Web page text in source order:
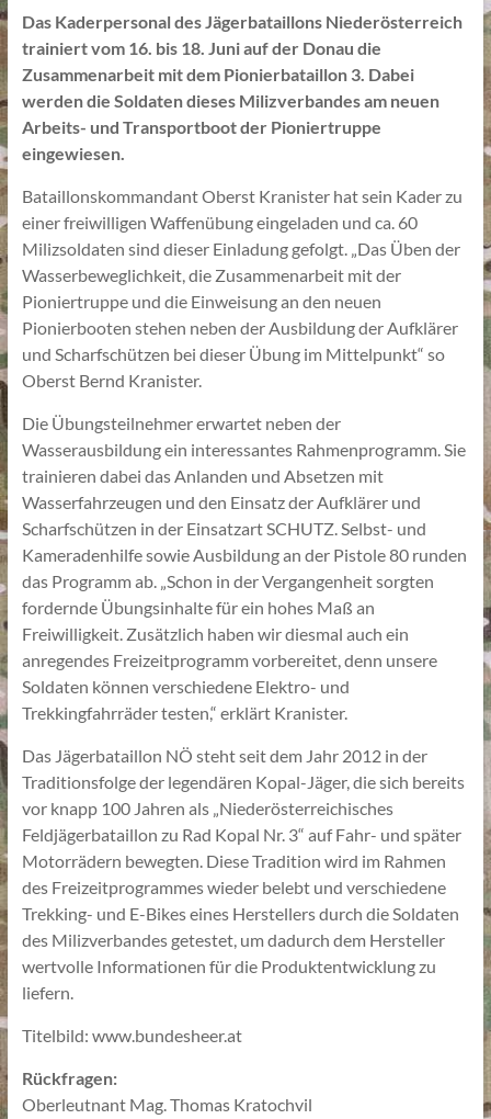
Das Kaderpersonal des Jägerbataillons Niederösterreich
trainiert vom 16. bis 18. Juni auf der Donau die
Zusammenarbeit mit dem Pionierbataillon 3. Dabei
werden die Soldaten dieses Milizverbandes am neuen
Arbeits- und Transportboot der Pioniertruppe
eingewiesen.
Bataillonskommandant Oberst Kranister hat sein Kader zu
einer freiwilligen Waffenübung eingeladen und ca. 60
Milizsoldaten sind dieser Einladung gefolgt. „Das Üben der
Wasserbeweglichkeit, die Zusammenarbeit mit der
Pioniertruppe und die Einweisung an den neuen
Pionierbooten stehen neben der Ausbildung der Aufklärer
und Scharfschützen bei dieser Übung im Mittelpunkt“ so
Oberst Bernd Kranister.
Die Übungsteilnehmer erwartet neben der
Wasserausbildung ein interessantes Rahmenprogramm. Sie
trainieren dabei das Anlanden und Absetzen mit
Wasserfahrzeugen und den Einsatz der Aufklärer und
Scharfschützen in der Einsatzart SCHUTZ. Selbst- und
Kameradenhilfe sowie Ausbildung an der Pistole 80 runden
das Programm ab. „Schon in der Vergangenheit sorgten
fordernde Übungsinhalte für ein hohes Maß an
Freiwilligkeit. Zusätzlich haben wir diesmal auch ein
anregendes Freizeitprogramm vorbereitet, denn unsere
Soldaten können verschiedene Elektro- und
Trekkingfahrräder testen,“ erklärt Kranister.
Das Jägerbataillon NÖ steht seit dem Jahr 2012 in der
Traditionsfolge der legendären Kopal-Jäger, die sich bereits
vor knapp 100 Jahren als „Niederösterreichisches
Feldjägerbataillon zu Rad Kopal Nr. 3“ auf Fahr- und später
Motorrädern bewegten. Diese Tradition wird im Rahmen
des Freizeitprogrammes wieder belebt und verschiedene
Trekking- und E-Bikes eines Herstellers durch die Soldaten
des Milizverbandes getestet, um dadurch dem Hersteller
wertvolle Informationen für die Produktentwicklung zu
liefern.
Titelbild: www.bundesheer.at
Rückfragen:
Oberleutnant Mag. Thomas Kratochvil